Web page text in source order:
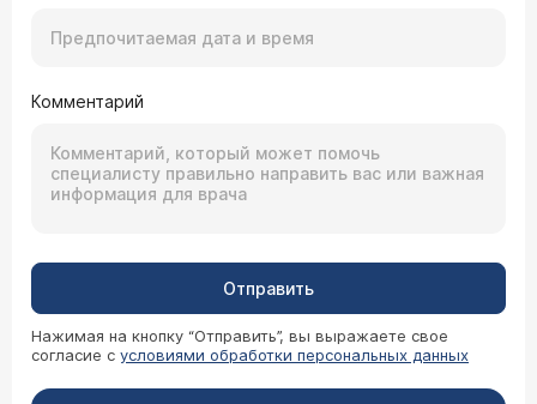
Комментарий
Отправить
Нажимая на кнопку “Отправить”, вы выражаете свое
согласие с условиями обработки персональных данных